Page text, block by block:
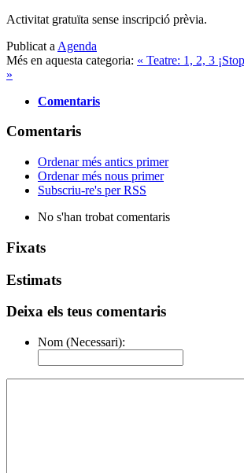
Activitat gratuïta sense inscripció prèvia.
Publicat a Agenda
Més en aquesta categoria: « Teatre: 1, 2, 3
»
Comentaris
Comentaris
Ordenar més antics primer
Ordenar més nous primer
Subscriu-re's per RSS
No s'han trobat comentaris
Fixats
Estimats
Deixa els teus comentaris
Nom (Necessari):